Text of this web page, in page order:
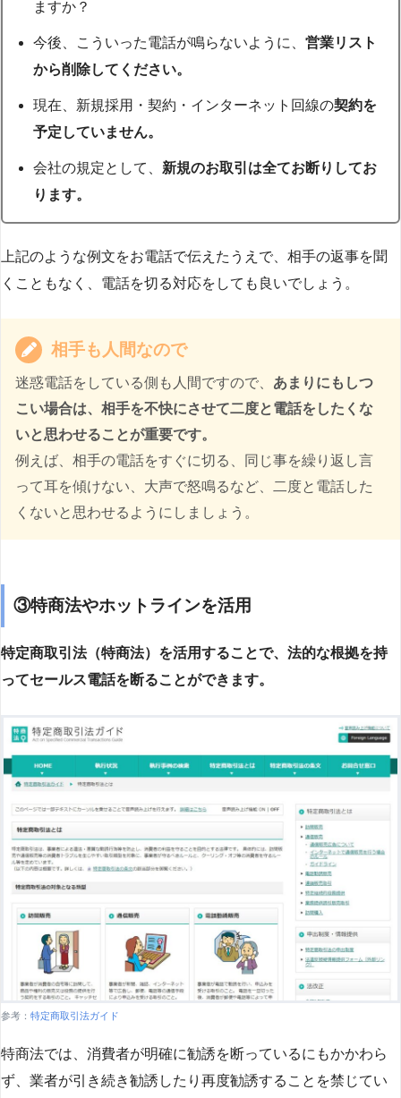
ますか？
今後、こういった電話が鳴らないように、営業リスト
から削除してください。
現在、新規採用・契約・インターネット回線の契約を
予定していません。
会社の規定として、 新規のお取引は全てお断りしてお
ります。
上記のような例文をお電話で伝えたうえで、相手の返事を聞
くこともなく、電話を切る対応をしても良いでしょう。
相手も人間なので
迷惑電話をしている側も人間ですので、 あまりにもしつ
こい場合は、相手を不快にさせて二度と電話をしたくな
いと思わせることが重要です。
例えば、相手の電話をすぐに切る、同じ事を繰り返し言
って耳を傾けない、大声で怒鳴るなど、二度と電話した
くないと思わせるようにしましょう。
③特商法やホットラインを活用
特定商取引法（特商法）を活用することで、法的な根拠を持
ってセールス電話を断ることができます。
参考： 特定商取引法ガイド
特商法では、消費者が明確に勧誘を断っているにもかかわら
ず、業者が引き続き勧誘したり再度勧誘することを禁じてい